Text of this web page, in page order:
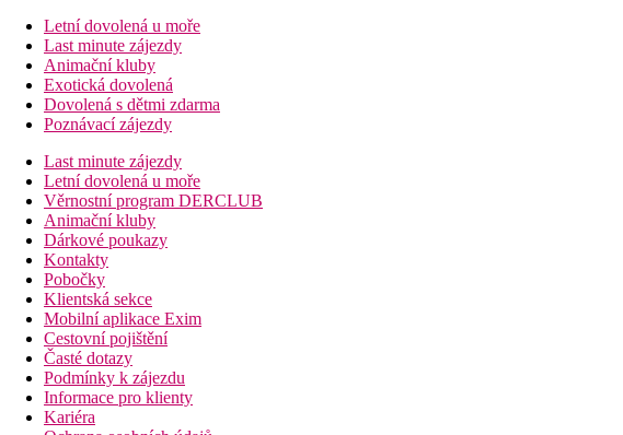
Letní dovolená u moře
Last minute zájezdy
Animační kluby
Exotická dovolená
Dovolená s dětmi zdarma
Poznávací zájezdy
Last minute zájezdy
Letní dovolená u moře
Věrnostní program DERCLUB
Animační kluby
Dárkové poukazy
Kontakty
Pobočky
Klientská sekce
Mobilní aplikace Exim
Cestovní pojištění
Časté dotazy
Podmínky k zájezdu
Informace pro klienty
Kariéra